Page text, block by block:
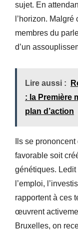
sujet. En
l’horizon.
membres du
d’un
Lire aussi :
: la Première
plan d’action
Ils se
favorable soit
génétiques.
l’emploi,
rapportent à ces
œuvrent
Bruxelles, on